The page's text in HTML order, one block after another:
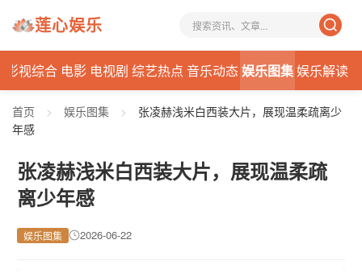
莲心娱乐
影视综合 电影 电视剧 综艺热点 音乐动态娱乐图集娱乐解读
首页 > 娱乐图集 >
张凌赫浅米白西装大片，展现温柔疏离少
年感
张凌赫浅米白西装大片，展现温柔疏
离少年感
娱乐图集 2026-06-22